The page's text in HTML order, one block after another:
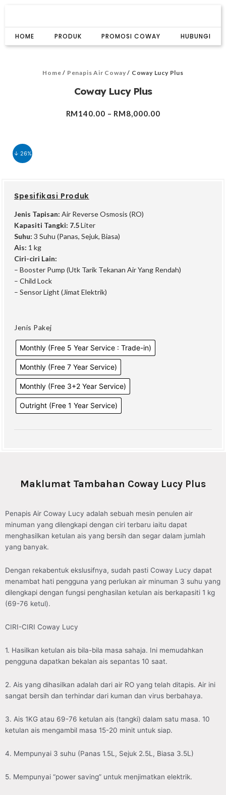
content
HOME PRODUK PROMOSI COWAY HUBUNGI
Home / Penapis Air Coway / Coway Lucy Plus
Coway Lucy Plus
RM140.00 – RM8,000.00
↓ 26%
Spesifikasi Produk
Jenis Tapisan: Air Reverse Osmosis (RO)
Kapasiti Tangki: 7.5Liter
Suhu: 3 Suhu (Panas, Sejuk, Biasa)
Ais: 1 kg
Ciri-ciri Lain:
– Booster Pump (Utk Tarik Tekanan Air Yang Rendah)
– Child Lock
– Sensor Light (Jimat Elektrik)
Jenis Pakej
Monthly (Free 5 Year Service : Trade-in)
Monthly (Free 7 Year Service)
Monthly (Free 3+2 Year Service)
Outright (Free 1 Year Service)
Maklumat Tambahan Coway Lucy Plus
Penapis Air Coway Lucy adalah sebuah mesin penulen air
minuman yang dilengkapi dengan ciri terbaru iaitu dapat
menghasilkan ketulan ais yang bersih dan segar dalam jumlah
yang banyak.
Dengan rekabentuk ekslusifnya, sudah pasti Coway Lucy dapat
menambat hati pengguna yang perlukan air minuman 3 suhu yang
dilengkapi dengan fungsi penghasilan ketulan ais berkapasiti 1 kg
(69-76 ketul).
CIRI-CIRI Coway Lucy
1. Hasilkan ketulan ais bila-bila masa sahaja. Ini memudahkan
pengguna dapatkan bekalan ais sepantas 10 saat.
2. Ais yang dihasilkan adalah dari air RO yang telah ditapis. Air ini
sangat bersih dan terhindar dari kuman dan virus berbahaya.
3. Ais 1KG atau 69-76 ketulan ais (tangki) dalam satu masa. 10
ketulan ais mengambil masa 15-20 minit untuk siap.
4. Mempunyai 3 suhu (Panas 1.5L, Sejuk 2.5L, Biasa 3.5L)
5. Mempunyai “power saving” untuk menjimatkan elektrik.